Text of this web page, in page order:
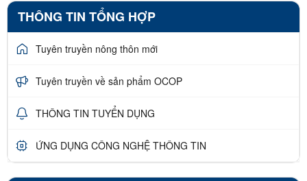
THÔNG TIN TỔNG HỢP
Tuyên truyền nông thôn mới
Tuyên truyền về sản phẩm OCOP
THÔNG TIN TUYỂN DỤNG
ỨNG DỤNG CÔNG NGHỆ THÔNG TIN